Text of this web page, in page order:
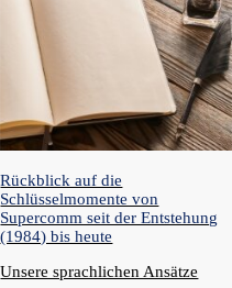
Rückblick auf die
Schlüsselmomente von
Supercomm seit der Entstehung
(1984) bis heute
Unsere sprachlichen Ansätze